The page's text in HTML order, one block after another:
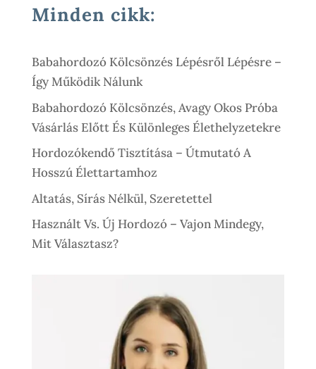
Was:
Is:
Minden cikk:
Babahordozó Kölcsönzés Lépésről Lépésre –
Így Működik Nálunk
Babahordozó Kölcsönzés, Avagy Okos Próba
Vásárlás Előtt És Különleges Élethelyzetekre
Hordozókendő Tisztítása – Útmutató A
Hosszú Élettartamhoz
Altatás, Sírás Nélkül, Szeretettel
Használt Vs. Új Hordozó – Vajon Mindegy,
Mit Választasz?